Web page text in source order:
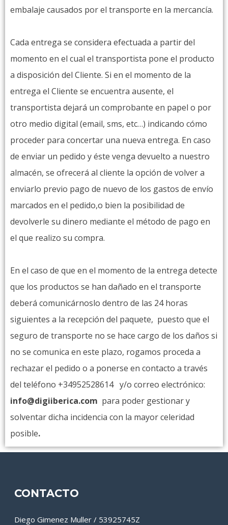
embalaje causados por el transporte en la mercancía.
Cada entrega se considera efectuada a partir del
momento en el cual el transportista pone el producto
a disposición del Cliente. Si en el momento de la
entrega el Cliente se encuentra ausente, el
transportista dejará un comprobante en papel o por
otro medio digital (email, sms, etc…) indicando cómo
proceder para concertar una nueva entrega. En caso
de enviar un pedido y éste venga devuelto a nuestro
almacén, se ofrecerá al cliente la opción de volver a
enviarlo previo pago de nuevo de los gastos de envío
marcados en el pedido,o bien la posibilidad de
devolverle su dinero mediante el método de pago en
el que realizo su compra.
En el caso de que en el momento de la entrega detecte
que los productos se han dañado en el transporte
deberá comunicárnoslo dentro de las 24 horas
siguientes a la recepción del paquete, puesto que el
seguro de transporte no se hace cargo de los daños si
no se comunica en este plazo, rogamos proceda a
rechazar el pedido o a ponerse en contacto a través
del teléfono +34952528614 y/o correo electrónico:
info@digiiberica.com para poder gestionar y
solventar dicha incidencia con la mayor celeridad
posible.
CONTACTO
Diego Gimenez Muller / 53925745Z